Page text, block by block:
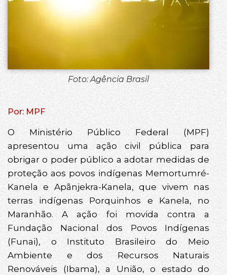
Foto: Agência Brasil
Por: MPF
O Ministério Público Federal (MPF)
apresentou uma ação civil pública para
obrigar o poder público a adotar medidas de
proteção aos povos indígenas Memortumré-
Kanela e Apãnjekra-Kanela, que vivem nas
terras indígenas Porquinhos e Kanela, no
Maranhão. A ação foi movida contra a
Fundação Nacional dos Povos Indígenas
(Funai), o Instituto Brasileiro do Meio
Ambiente e dos Recursos Naturais
Renováveis (Ibama), a União, o estado do